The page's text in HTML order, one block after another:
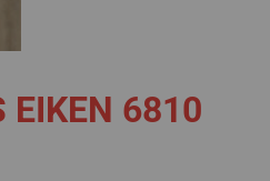
EIKEN 6810